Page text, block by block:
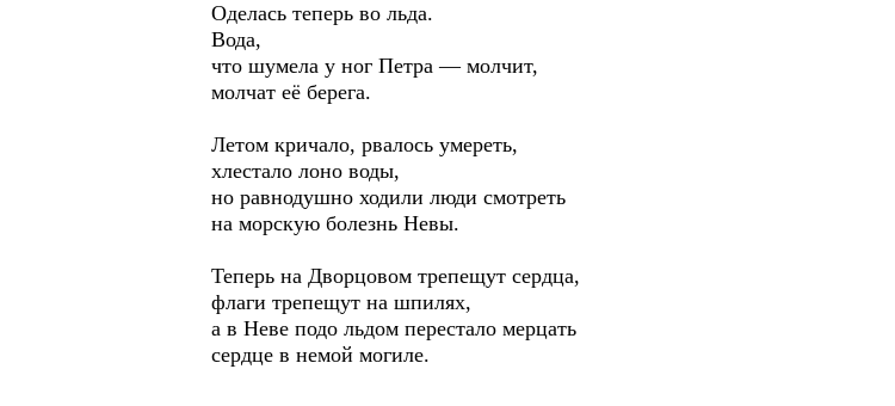
Оделась теперь во льда.
Вода,
что шумела у ног Петра — молчит,
молчат её берега.
Летом кричало, рвалось умереть,
хлестало лоно воды,
но равнодушно ходили люди смотреть
на морскую болезнь Невы.
Теперь на Дворцовом трепещут сердца,
флаги трепещут на шпилях,
а в Неве подо льдом перестало мерцать
сердце в немой могиле.